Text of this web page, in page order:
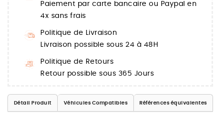
Paiement par carte bancaire ou Paypal en
4x sans frais
Politique de Livraison
Livraison possible sous 24 à 48H
Politique de Retours
Retour possible sous 365 Jours
Détail Produit Véhicules Compatibles Références équivalentes